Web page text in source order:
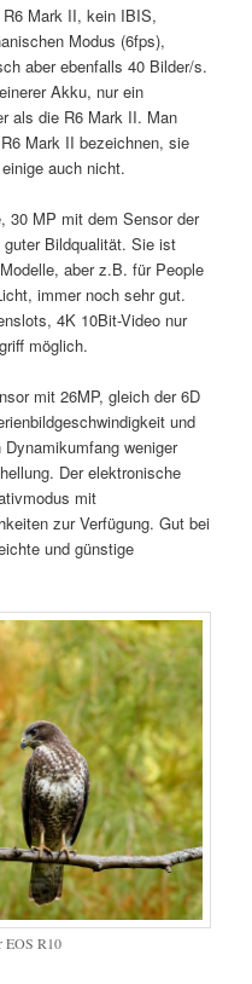
Mark II, kein IBIS,
Modus (6fps),
aber ebenfalls 40 Bilder/s.
Akku, nur ein
als die R6 Mark II. Man
Mark II bezeichnen, sie
auch nicht.
30 MP mit dem Sensor der
Bildqualität. Sie ist
aber z.B. für People
immer noch sehr gut.
4K 10Bit-Video nur
möglich.
mit 26MP, gleich der 6D
und
weniger
Der elektronische
mit
zur Verfügung. Gut bei
und günstige
EOS R10